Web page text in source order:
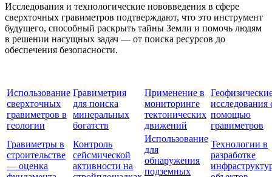
Исследования и технологические нововведения в сфере
сверхточных гравиметров подтверждают, что это инструмент
будущего, способный раскрыть тайны Земли и помочь людям
в решении насущных задач — от поиска ресурсов до
обеспечения безопасности.
Использование
сверхточных
гравиметров в
геологии
Гравиметрия
для поиска
минеральных
богатств
Применение в
мониторинге
тектонических
движений
исследования
помощью
гравиметров
Гравиметры в
строительстве
— оценка
Контроль
сейсмической
активности на
Использование
для
обнаружения
подземных
Технологии в
разработке